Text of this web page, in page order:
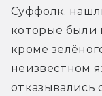
Суффолк,
которые были
кроме
неизвестном